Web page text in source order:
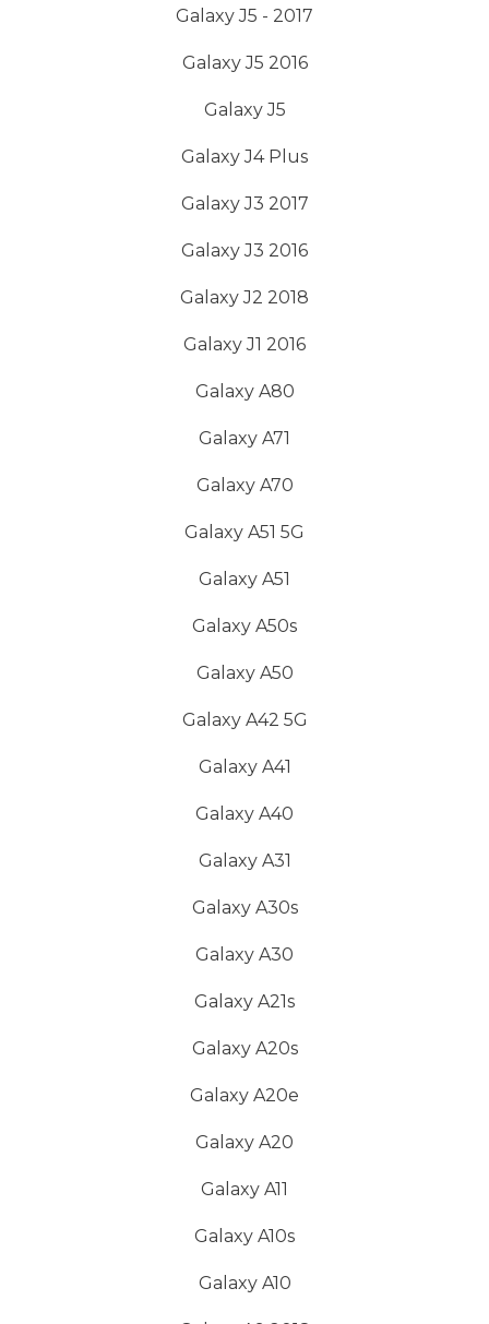
Galaxy J5 - 2017
Galaxy J5 2016
Galaxy J5
Galaxy J4 Plus
Galaxy J3 2017
Galaxy J3 2016
Galaxy J2 2018
Galaxy J1 2016
Galaxy A80
Galaxy A71
Galaxy A70
Galaxy A51 5G
Galaxy A51
Galaxy A50s
Galaxy A50
Galaxy A42 5G
Galaxy A41
Galaxy A40
Galaxy A31
Galaxy A30s
Galaxy A30
Galaxy A21s
Galaxy A20s
Galaxy A20e
Galaxy A20
Galaxy A11
Galaxy A10s
Galaxy A10